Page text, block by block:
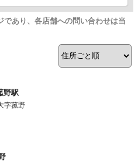
あり、各店舗への問い合わせは当
野駅
字菰野